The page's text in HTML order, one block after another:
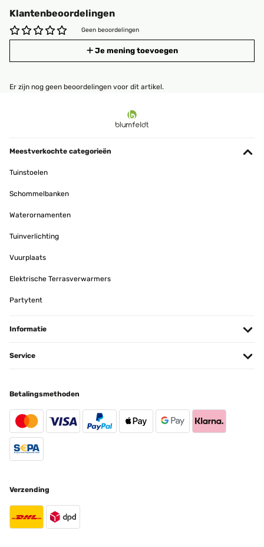
Klantenbeoordelingen
Geen beoordelingen
Je mening toevoegen
Er zijn nog geen beoordelingen voor dit artikel.
Meestverkochte categorieën
Tuinstoelen
Schommelbanken
Waterornamenten
Tuinverlichting
Vuurplaats
Elektrische Terrasverwarmers
Partytent
Informatie
Service
Betalingsmethoden
Verzending